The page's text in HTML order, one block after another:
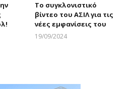
Το συγκλονιστικό
βίντεο του ΑΣΙΛ για τις
νέες εμφανίσεις του
19/09/2024